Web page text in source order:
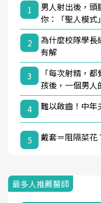
1
男人射出後，
你：「聖人模式
2
為什麼校隊學長
有解
3
「每次射精，
孩後，一個男人
4
難以啟齒！中年
5 戴套＝阻隔菜花
最多人推薦醫師